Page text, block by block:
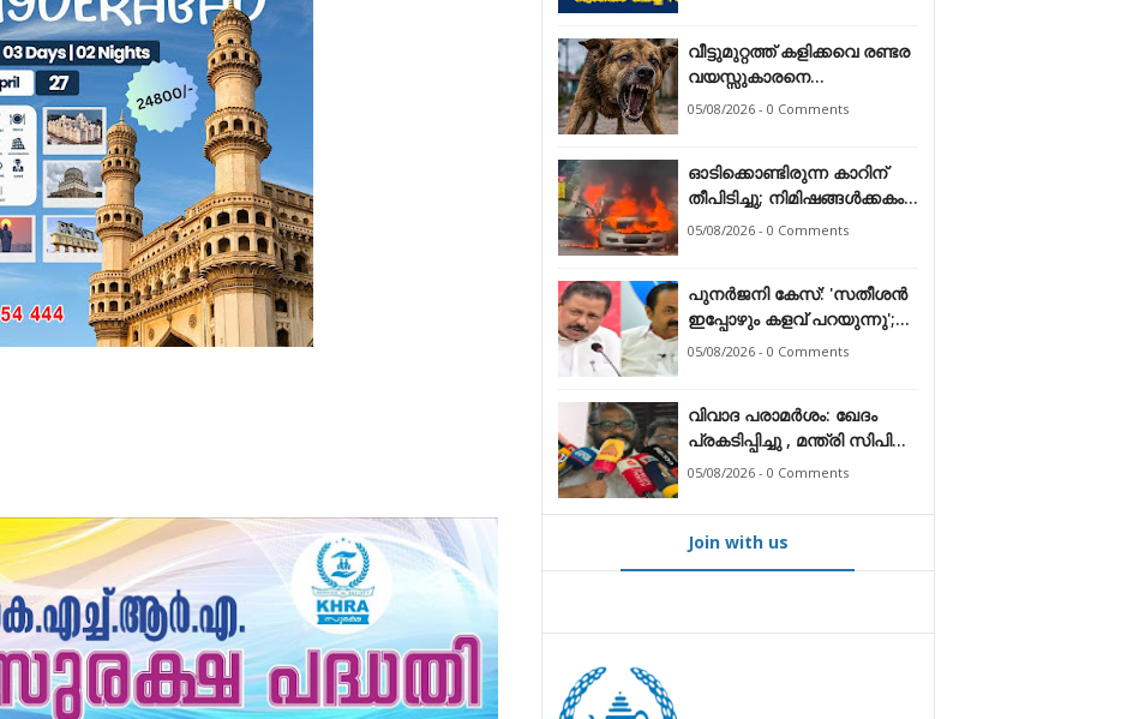
അസോസിയേഷൻ
വീട്ടുമുറ്റത്ത് കളിക്കവെ രണ്ടര
വയസ്സുകാരനെ
തെരുവുനായ ആക്രമിച്ചു
05/08/2026 - 0 Comments
ഓടിക്കൊണ്ടിരുന്ന കാറിന്
തീപിടിച്ചു; നിമിഷങ്ങൾക്കകം
പൂർണമായി കത്തിനശിച്ചു
05/08/2026 - 0 Comments
പുനർജനി കേസ്: 'സതീശൻ
ഇപ്പോഴും കളവ് പറയുന്നു';
മുഖ്യമന്ത്രിക്കെതിരെ
05/08/2026 - 0 Comments
വിവാദ പരാമർശം: ഖേദം
പ്രകടിപ്പിച്ചു , മന്ത്രി സിപി
ജോൺ
05/08/2026 - 0 Comments
Join with us